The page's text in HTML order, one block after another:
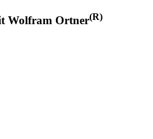
Wolfram Ortner(R)